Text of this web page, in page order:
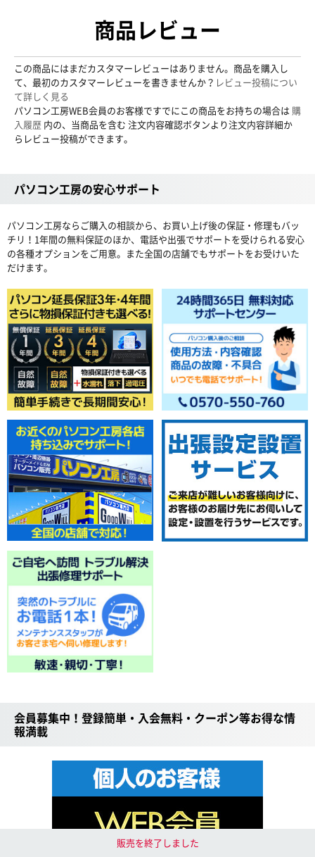
商品レビュー
この商品にはまだカスタマーレビューはありません。商品を購入し
て、最初のカスタマーレビューを書きませんか？ レビュー投稿につい
て詳しく見る
パソコン工房WEB会員のお客様ですでにこの商品をお持ちの場合は 購
入履歴 内の、当商品を含む 注文内容確認ボタンより注文内容詳細か
らレビュー投稿ができます。
パソコン工房の安心サポート
パソコン工房ならご購入の相談から、お買い上げ後の保証・修理もバッ
チリ！1年間の無料保証のほか、電話や出張でサポートを受けられる安心
の各種オプションをご用意。また全国の店舗でもサポートをお受けいた
だけます。
会員募集中！登録簡単・入会無料・クーポン等お得な情
報満載
販売を終了しました